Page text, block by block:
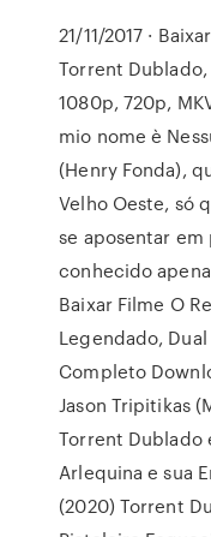
21/11/2017 ·
Torrent
1080p, 720p,
mio nome è
(Henry Fonda),
Velho Oeste, só
se aposentar
conhecido
Baixar Filme O
Legendado,
Completo
Jason Tripitikas
Torrent Dublado
Arlequina e sua
(2020) Torrent